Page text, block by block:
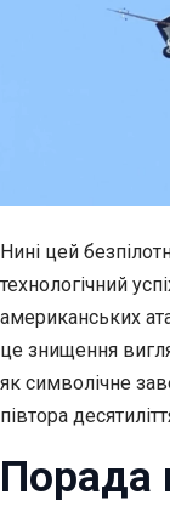
Нині цей
технологічний
американських
це знищення
як символічне
півтора
Порада